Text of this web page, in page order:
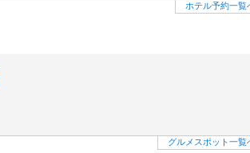
ホテル予約一覧
グルメスポット一覧